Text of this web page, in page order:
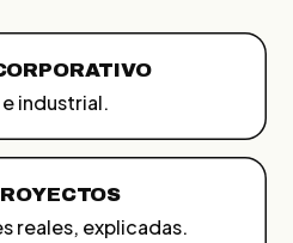
industrial.
reales, explicadas.